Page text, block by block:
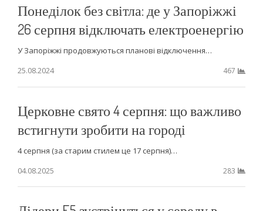
Понеділок без світла: де у Запоріжжі
26 серпня відключать електроенергію
У Запоріжжі продовжуються планові відключення…
25.08.2024
467
Церковне свято 4 серпня: що важливо
встигнути зробити на городі
4 серпня (за старим стилем це 17 серпня)…
04.08.2025
283